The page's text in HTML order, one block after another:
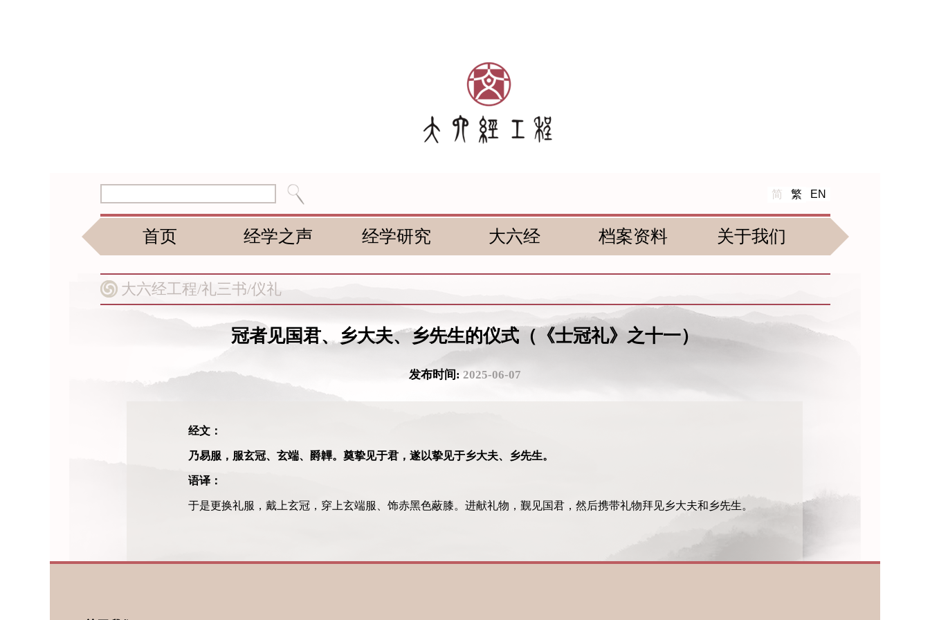
简 繁 EN
首页 经学之声 经学研究 大六经 档案资料 关于我们
大六经工程/礼三书/仪礼
冠者见国君、乡大夫、乡先生的仪式（《士冠礼》之十一）
发布时间: 2025-06-07
经文：
乃易服，服玄冠、玄端、爵韠。奠挚见于君，遂以挚见于乡大夫、乡先生。
语译：
于是更换礼服，戴上玄冠，穿上玄端服、饰赤黑色蔽膝。进献礼物，觐见国君，然后携带礼物拜见乡大夫和乡先生。